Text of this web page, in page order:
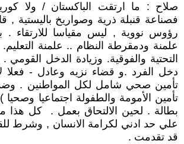
صلاح : ما ارتقت الباكستان / ولا
فصناعة قنبلة ذرية وصواريخ باليستية
رؤوس نووية , ليس مقياسا للارتقاء .
علمنة ودمقرطة النظام .. علمنة التعليم.
التحتية والفوقية. وزيادة الدخل
دخل الفرد .و قضاء نزيه وعادل - فعلا
تأمين صحي شامل لكل المواطنين .
تأمين الأمومة والطفولة اجتماعيا
بطالة . لحين الالتحاق بعمل . كل هذا
علي حد ادني لكرامة الانسان , وشرط
قد تقدمت .